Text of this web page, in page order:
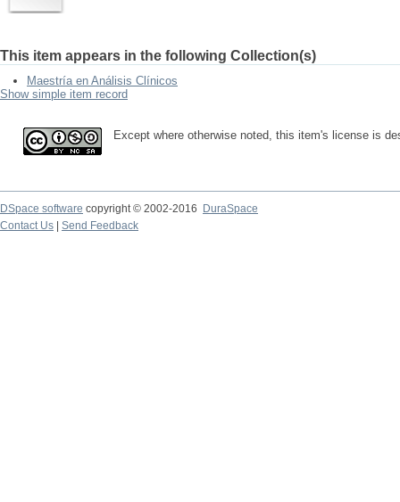
This item appears in the following Collection(s)
Maestría en Análisis Clínicos
Show simple item record
Except where otherwise noted, this item's license is
DSpace software copyright © 2002-2016
DuraSpace
Contact Us
Send Feedback